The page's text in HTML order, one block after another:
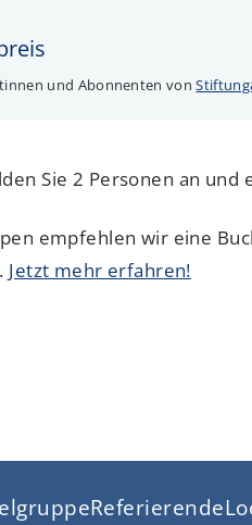
und Abonnenten von
Sie 2 Personen an
empfehlen wir eine
Jetzt mehr erfahren!
Referierende